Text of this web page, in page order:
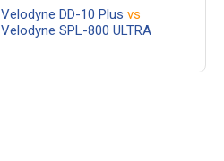
Velodyne DD-10 Plus vs
Velodyne SPL-800 ULTRA